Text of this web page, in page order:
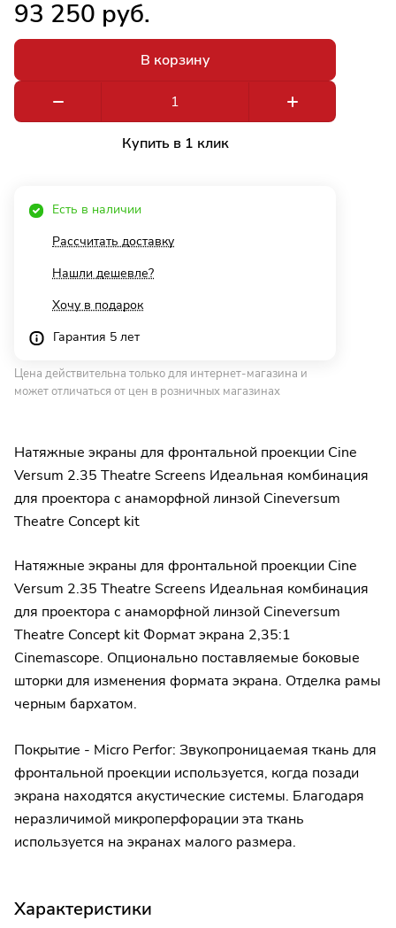
93 250 руб.
В корзину
Купить в 1 клик
Есть в наличии
Рассчитать доставку
Нашли дешевле?
Хочу в подарок
Гарантия 5 лет
Цена действительна только для интернет-магазина и
может отличаться от цен в розничных магазинах
Натяжные экраны для фронтальной проекции Cine
Versum 2.35 Theatre Screens Идеальная комбинация
для проектора с анаморфной линзой Cineversum
Theatre Concept kit
Натяжные экраны для фронтальной проекции Cine
Versum 2.35 Theatre Screens Идеальная комбинация
для проектора с анаморфной линзой Cineversum
Theatre Concept kit Формат экрана 2,35:1
Cinemascope. Опционально поставляемые боковые
шторки для изменения формата экрана. Отделка рамы
черным бархатом.
Покрытие - Micro Perfor: Звукопроницаемая ткань для
фронтальной проекции используется, когда позади
экрана находятся акустические системы. Благодаря
неразличимой микроперфорации эта ткань
используется на экранах малого размера.
Характеристики